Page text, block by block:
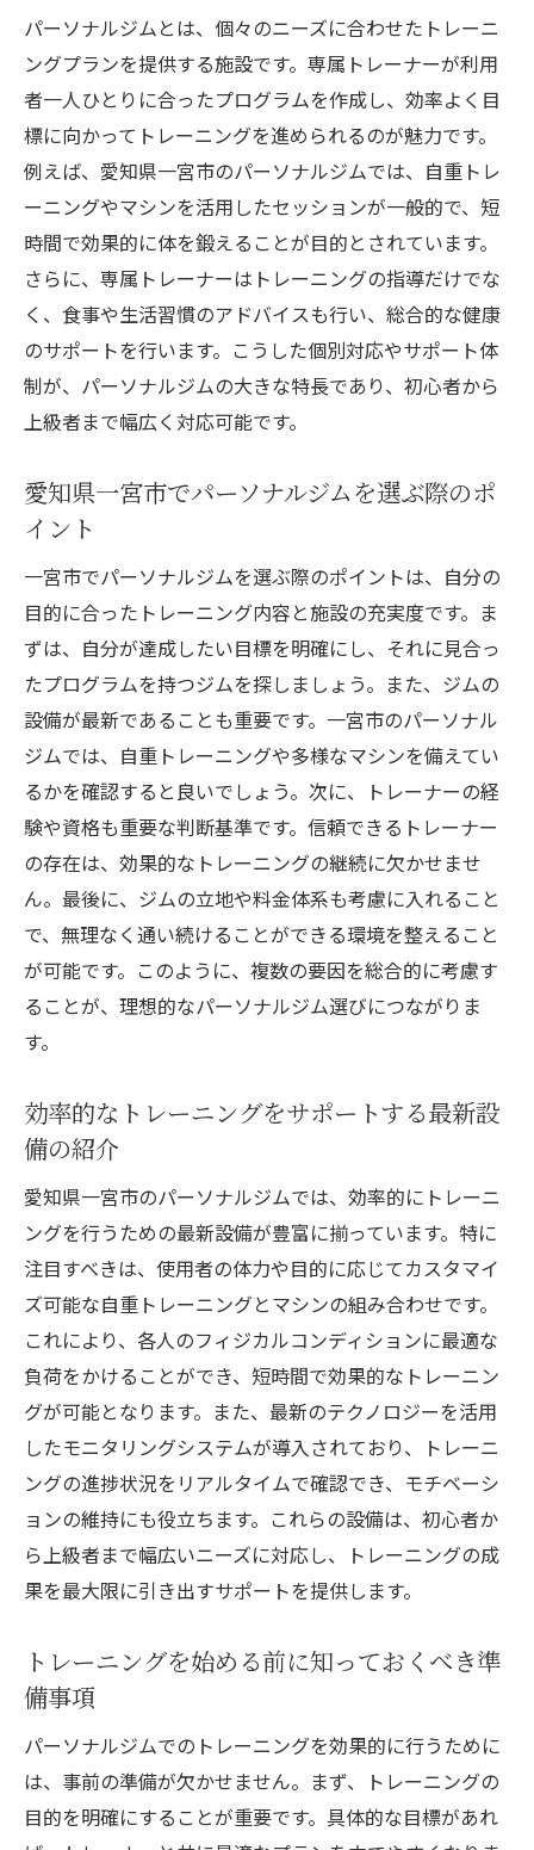
自重とマシンを組み合わせたトレーニング
プラン
一宮市のジムで体感できる最新のトレーニ
ング技術
トレーニング効果を最大化するためのコツ
トレーナーと共に作る自分だけのトレーニ
ングメニュー
初心者でも安心一宮市でのパーソナルジム体験
談
初心者が安心して始められるパーソナルジ
ム選び
一宮市での初めてのパーソナルジム体験談
トレーニング初心者へのアドバイスとサポ
め方
パーソナルジムで不安を解消する方法
実際の体験談から学ぶ成功する秘訣
専属トレーナーによる個別プラン一宮市のパー
ソナルジムの特徴
一宮市のパーソナルジムで受けられる個別
プランの魅力
専属トレーナーがもたらすプログラムの効
果
個々のニーズに応じたパーソナルプランの
作成方法
トレーナーとの信頼関係がトレーニング成
一宮市のジムで提供されるユニークなトレ
ーニングオプション
ンアップ
時間を無駄にしない効率的なパーソナルジム選
び方
ックポイント
一宮市で効果的なジムを見つけるためのリ
サーチ方法
時間を最大限に活かすトレーニングスケジ
ュールの組み方
パーソナルジムでの効果を高める時間管理
術
効率的なトレーニングを可能にする周辺施
成功事例紹介愛知県一宮市で理想の体を手に入
れる
一宮市でのパーソナルジムで理想の体を手
パーソナルジムとは、個々のニーズに合わせたトレーニ
ングプランを提供する施設です。専属トレーナーが利用
者一人ひとりに合ったプログラムを作成し、効率よく目
標に向かってトレーニングを進められるのが魅力です。
例えば、愛知県一宮市のパーソナルジムでは、自重トレ
ーニングやマシンを活用したセッションが一般的で、短
時間で効果的に体を鍛えることが目的とされています。
さらに、専属トレーナーはトレーニングの指導だけでな
く、食事や生活習慣のアドバイスも行い、総合的な健康
のサポートを行います。こうした個別対応やサポート体
制が、パーソナルジムの大きな特長であり、初心者から
上級者まで幅広く対応可能です。
愛知県一宮市でパーソナルジムを選ぶ際のポ
イント
一宮市でパーソナルジムを選ぶ際のポイントは、自分の
目的に合ったトレーニング内容と施設の充実度です。ま
ずは、自分が達成したい目標を明確にし、それに見合っ
たプログラムを持つジムを探しましょう。また、ジムの
設備が最新であることも重要です。一宮市のパーソナル
ジムでは、自重トレーニングや多様なマシンを備えてい
るかを確認すると良いでしょう。次に、トレーナーの経
験や資格も重要な判断基準です。信頼できるトレーナー
の存在は、効果的なトレーニングの継続に欠かせませ
ん。最後に、ジムの立地や料金体系も考慮に入れること
で、無理なく通い続けることができる環境を整えること
が可能です。このように、複数の要因を総合的に考慮す
ることが、理想的なパーソナルジム選びにつながりま
す。
効率的なトレーニングをサポートする最新設
備の紹介
愛知県一宮市のパーソナルジムでは、効率的にトレーニ
ングを行うための最新設備が豊富に揃っています。特に
注目すべきは、使用者の体力や目的に応じてカスタマイ
ズ可能な自重トレーニングとマシンの組み合わせです。
これにより、各人のフィジカルコンディションに最適な
負荷をかけることができ、短時間で効果的なトレーニン
グが可能となります。また、最新のテクノロジーを活用
したモニタリングシステムが導入されており、トレーニ
ングの進捗状況をリアルタイムで確認でき、モチベーシ
ョンの維持にも役立ちます。これらの設備は、初心者か
ら上級者まで幅広いニーズに対応し、トレーニングの成
果を最大限に引き出すサポートを提供します。
トレーニングを始める前に知っておくべき準
備事項
パーソナルジムでのトレーニングを効果的に行うために
は、事前の準備が欠かせません。まず、トレーニングの
目的を明確にすることが重要です。具体的な目標があれ